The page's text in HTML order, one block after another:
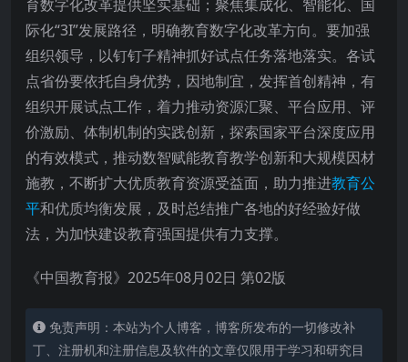
育数字化改革提供坚实基础；聚焦集成化、智能化、国
际化“3I”发展路径，明确教育数字化改革方向。要加强
组织领导，以钉钉子精神抓好试点任务落地落实。各试
点省份要依托自身优势，因地制宜，发挥首创精神，有
组织开展试点工作，着力推动资源汇聚、平台应用、评
价激励、体制机制的实践创新，探索国家平台深度应用
的有效模式，推动数智赋能教育教学创新和大规模因材
施教，不断扩大优质教育资源受益面，助力推进教育公
平和优质均衡发展，及时总结推广各地的好经验好做
法，为加快建设教育强国提供有力支撑。
《中国教育报》2025年08月02日 第02版
免责声明：本站为个人博客，博客所发布的一切修改补
丁、注册机和注册信息及软件的文章仅限用于学习和研究目